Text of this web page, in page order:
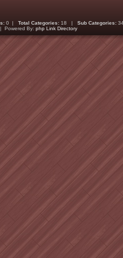
0 | Total Categories: 18 | Sub Categories:
Powered By: php Link Directory